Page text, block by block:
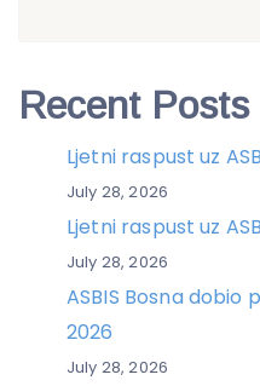
Recent Posts
Ljetni raspust uz
July 28, 2026
Ljetni raspust uz
July 28, 2026
ASBIS Bosna dobio
2026
July 28, 2026